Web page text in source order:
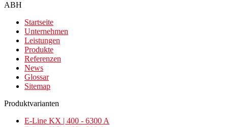
ABH
Startseite
Unternehmen
Leistungen
Produkte
Referenzen
News
Glossar
Sitemap
Produktvarianten
E-Line KX | 400 - 6300 A